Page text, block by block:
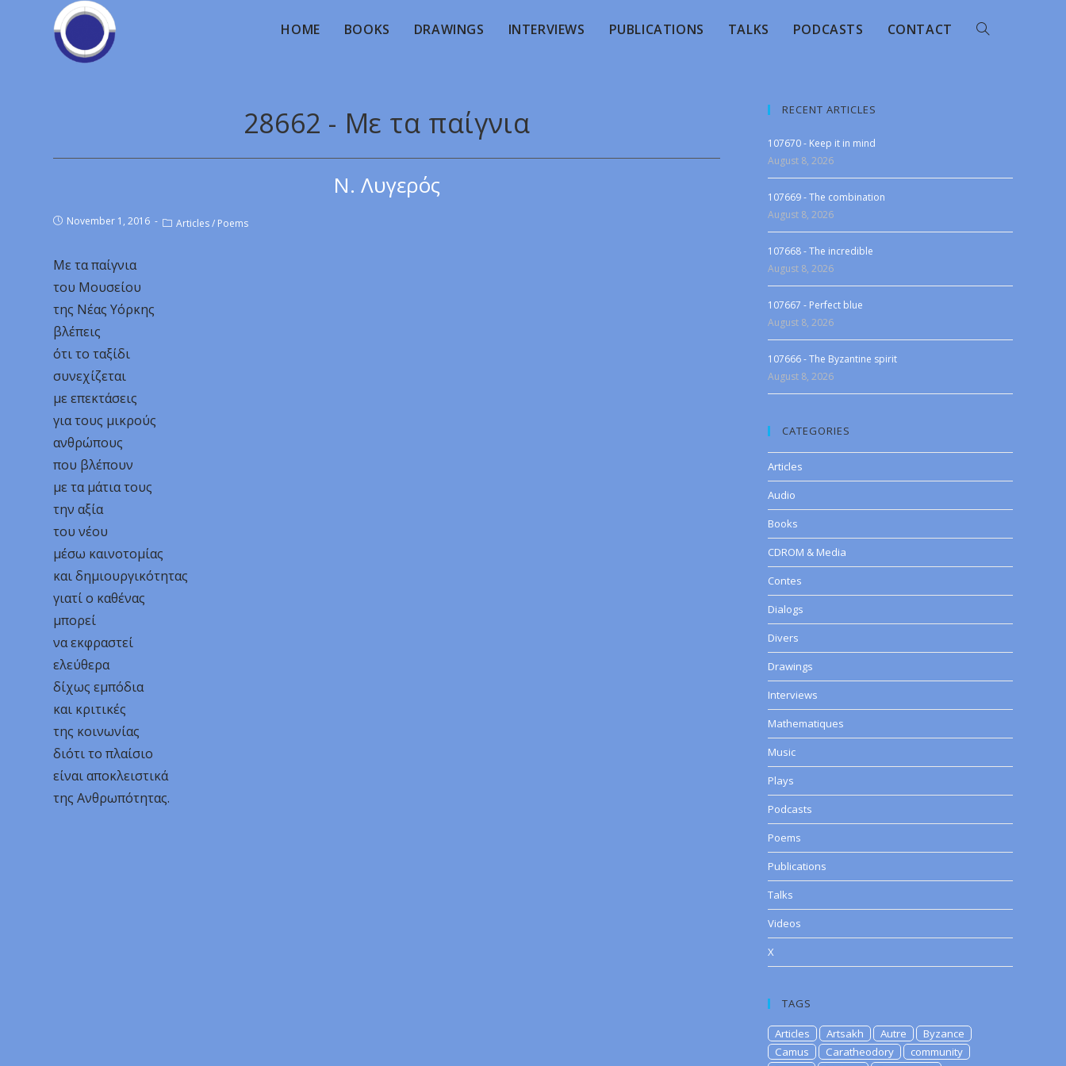
HOME BOOKS DRAWINGS INTERVIEWS PUBLICATIONS TALKS PODCASTS CONTACT
28662 - Με τα παίγνια
Ν. Λυγερός
November 1, 2016 Articles/ Poems
Με τα παίγνια
του Μουσείου
της Νέας Υόρκης
βλέπεις
ότι το ταξίδι
συνεχίζεται
με επεκτάσεις
για τους μικρούς
ανθρώπους
που βλέπουν
με τα μάτια τους
την αξία
του νέου
μέσω καινοτομίας
και δημιουργικότητας
γιατί ο καθένας
μπορεί
να εκφραστεί
ελεύθερα
δίχως εμπόδια
και κριτικές
της κοινωνίας
διότι το πλαίσιο
είναι αποκλειστικά
της Ανθρωπότητας.
RECENT ARTICLES
107670 - Keep it in mind
August 8, 2026
107669 - The combination
August 8, 2026
107668 - The incredible
August 8, 2026
107667 - Perfect blue
August 8, 2026
107666 - The Byzantine spirit
August 8, 2026
CATEGORIES
Articles
Audio
Books
CDROM & Media
Contes
Dialogs
Divers
Drawings
Interviews
Mathematiques
Music
Plays
Podcasts
Poems
Publications
Talks
Videos
X
TAGS
Articles Artsakh Autre
Byzance
Camus
Caratheodory
community